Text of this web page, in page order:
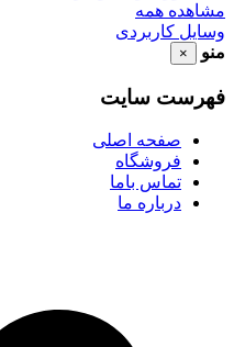
مشاهده همه
وسایل کاربردی
منو
×
فهرست سایت
صفحه اصلی
فروشگاه
تماس باما
درباره ما